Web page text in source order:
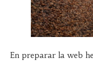
En preparar la web